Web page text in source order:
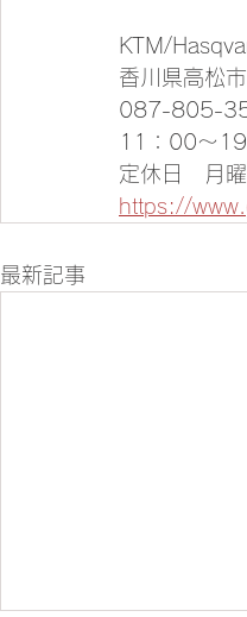
KTM/
香川県高松
087-805-
11：00～
定休日　月
https://
最新記事